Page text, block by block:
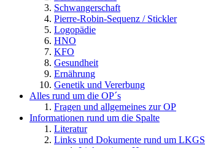
Schwangerschaft
Pierre-Robin-Sequenz / Stickler
Logopädie
HNO
KFO
Gesundheit
Ernährung
Genetik und Vererbung
Alles rund um die OP´s
Fragen und allgemeines zur OP
Informationen rund um die Spalte
Literatur
Links und Dokumente rund um LKGS